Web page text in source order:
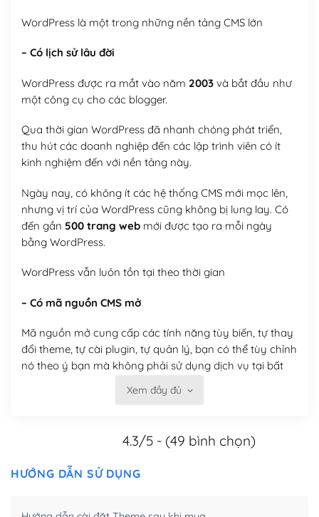
WordPress là một trong những nền tảng CMS lớn
– Có lịch sử lâu đời
WordPress được ra mắt vào năm 2003và bắt đầu như
một công cụ cho các blogger.
Qua thời gian WordPress đã nhanh chóng phát triển,
thu hút các doanh nghiệp đến các lập trình viên có ít
kinh nghiệm đến với nền tảng này.
Ngày nay, có không ít các hệ thống CMS mới mọc lên,
nhưng vị trí của WordPress cũng không bị lung lay. Có
đến gần 500 trang webmới được tạo ra mỗi ngày
bằng WordPress.
WordPress vẫn luôn tồn tại theo thời gian
– Có mã nguồn CMS mở
Mã nguồn mở cung cấp các tính năng tùy biến, tự thay
đổi theme, tự cài plugin, tự quản lý, bạn có thể tùy chỉnh
nó theo ý bạn mà không phải sử dụng dịch vụ tại bất
Xem đầy đủ
4.3/5 - (49 bình chọn)
HƯỚNG DẪN SỬ DỤNG